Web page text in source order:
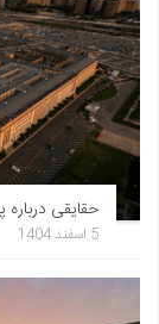
حقایقی
5 اسفند 1404